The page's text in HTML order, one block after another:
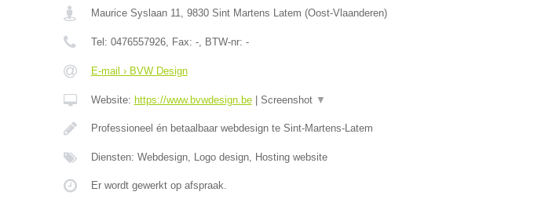
Maurice Syslaan 11, 9830 Sint Martens Latem (Oost-Vlaanderen)
Tel: 0476557926, Fax: -, BTW-nr: -
E-mail › BVW Design
Website: https://www.bvwdesign.be| Screenshot ▼
Professioneel én betaalbaar webdesign te Sint-Martens-Latem
Diensten: Webdesign, Logo design, Hosting website
Er wordt gewerkt op afspraak.